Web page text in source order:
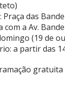
Praça das
com a Av.
(19 de
a partir das
gratuita